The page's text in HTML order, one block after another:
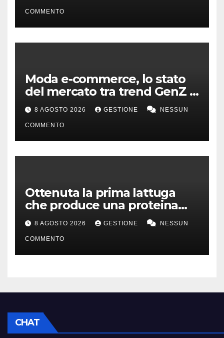
COMMENTO
Moda e-commerce, lo stato
del mercato tra trend GenZ e
second hand
8 AGOSTO 2026 GESTIONE NESSUN
COMMENTO
Ottenuta la prima lattuga
che produce una proteina
chiave della carne
8 AGOSTO 2026 GESTIONE NESSUN
COMMENTO
CHAT